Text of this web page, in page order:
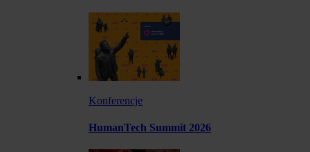
Konferencje
HumanTech Summit 2026